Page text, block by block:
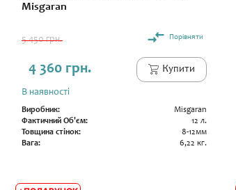
Misgaran
5 450 грн. Порівняти
4 360 грн. Купити
В наявності
Виробник:
Misgaran
Фактичний Об'єм:
12 л.
Товщина стінок:
8-12мм
Вага:
6,22 кг.